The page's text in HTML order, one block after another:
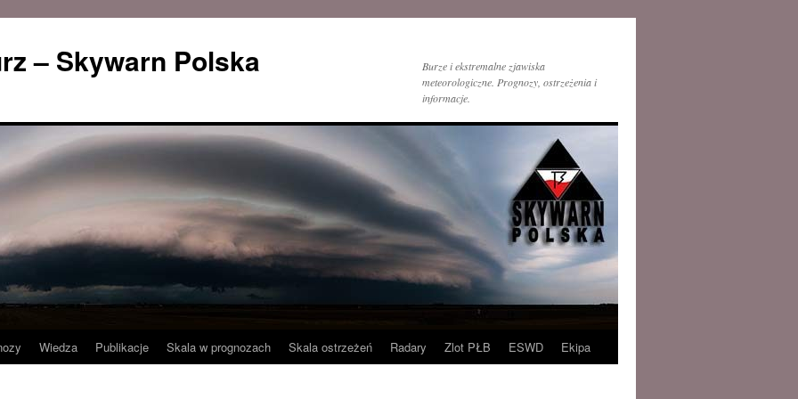
– Skywarn Polska
Burze i ekstremalne zjawiska
meteorologiczne. Prognozy, ostrzeżenia i
informacje.
Wiedza Publikacje Skala w prognozach Skala ostrzeżeń Radary Zlot PŁB ESWD Ekipa